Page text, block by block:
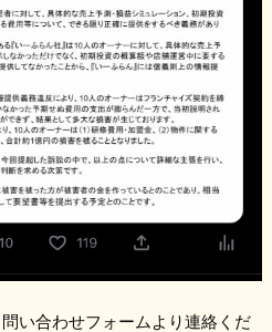
い合わせフォームより連絡くだ